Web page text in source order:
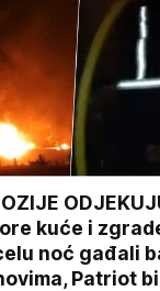
kuće i
noć gađali
Patriot